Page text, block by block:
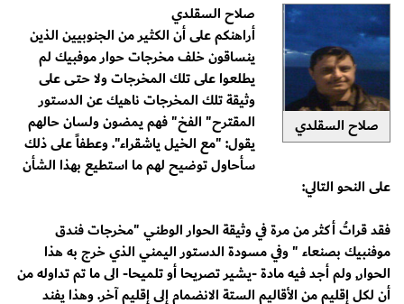
صلاح السقلدي
صلاح السقلدي
أراهنكم على أن الكثير من الجنوبيين الذين
ينساقون خلف مخرجات حوار موفبيك لم
يطلعوا على تلك المخرجات ولا حتى على
وثيقة تلك المخرجات ناهيك عن الدستور
المقترح" الفخ" فهم يمضون ولسان حالهم
يقول: "مع الخيل ياشقراء". وعطفاً على ذلك
سأحاول توضيح لهم ما استطيع بهذا الشأن
على النحو التالي:
فقد قراتُ أكثر من مرة في وثيقة الحوار الوطني "مخرجات فندق
موفنبيك بصنعاء " وفي مسودة الدستور اليمني الذي خرج به هذا
الحوار, ولم أجد فيه مادة -يشير تصريحا أو تلميحا- الى ما تم تداوله من
أن لكل إقليم من الأقاليم الستة الانضمام إلى إقليم آخر. وهذا يفند